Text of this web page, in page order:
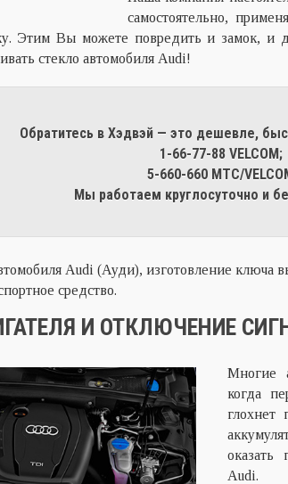
самостоятельно,
Этим Вы можете повредить и замок, и
стекло автомобиля Audi!
Обратитесь в Хэдвэй — это дешевле,
1-66-77-88 VELCOM;
5-660-660 МТС/
Мы работаем круглосуточно и
Audi (Ауди), изготовление ключа
средство.
И ОТКЛЮЧЕНИЕ
Многие
когда
глохнет
оказать
Audi.